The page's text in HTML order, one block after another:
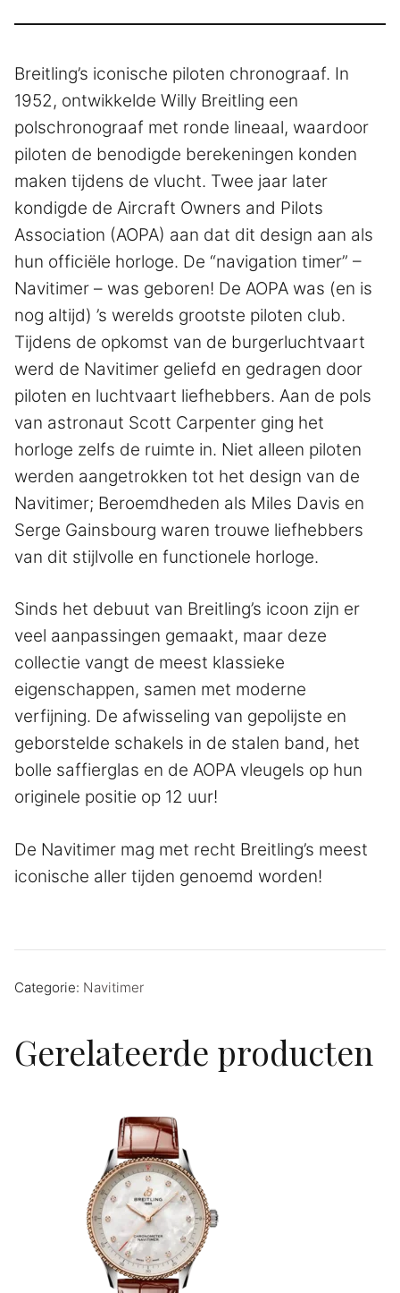
Breitling’s iconische piloten chronograaf. In
1952, ontwikkelde Willy Breitling een
polschronograaf met ronde lineaal, waardoor
piloten de benodigde berekeningen konden
maken tijdens de vlucht. Twee jaar later
kondigde de Aircraft Owners and Pilots
Association (AOPA) aan dat dit design aan als
hun officiële horloge. De “navigation timer” –
Navitimer – was geboren! De AOPA was (en is
nog altijd) ’s werelds grootste piloten club.
Tijdens de opkomst van de burgerluchtvaart
werd de Navitimer geliefd en gedragen door
piloten en luchtvaart liefhebbers. Aan de pols
van astronaut Scott Carpenter ging het
horloge zelfs de ruimte in. Niet alleen piloten
werden aangetrokken tot het design van de
Navitimer; Beroemdheden als Miles Davis en
Serge Gainsbourg waren trouwe liefhebbers
van dit stijlvolle en functionele horloge.
Sinds het debuut van Breitling’s icoon zijn er
veel aanpassingen gemaakt, maar deze
collectie vangt de meest klassieke
eigenschappen, samen met moderne
verfijning. De afwisseling van gepolijste en
geborstelde schakels in de stalen band, het
bolle saffierglas en de AOPA vleugels op hun
originele positie op 12 uur!
De Navitimer mag met recht Breitling’s meest
iconische aller tijden genoemd worden!
Categorie: Navitimer
Gerelateerde producten